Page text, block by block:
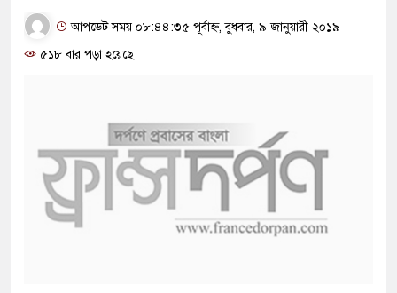
আপডেট সময় ০৮:৪৪:৩৫ পূর্বাহ্ন, বুধবার, ৯ জানুয়ারী ২০১৯
৫১৮ বার পড়া হয়েছে